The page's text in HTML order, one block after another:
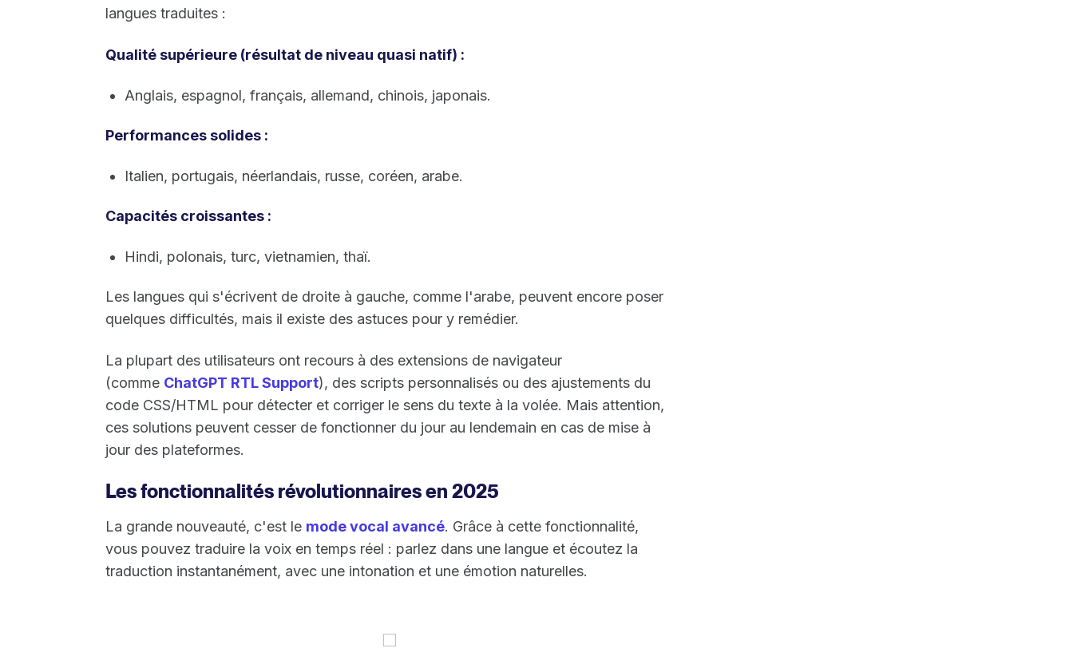
langues traduites :
Qualité supérieure (résultat de niveau quasi natif) :
Anglais, espagnol, français, allemand, chinois, japonais.
Performances solides :
Italien, portugais, néerlandais, russe, coréen, arabe.
Capacités croissantes :
Hindi, polonais, turc, vietnamien, thaï.
Les langues qui s'écrivent de droite à gauche, comme l'arabe, peuvent encore poser
quelques difficultés, mais il existe des astuces pour y remédier.
La plupart des utilisateurs ont recours à des extensions de navigateur
(comme ChatGPT RTL Support), des scripts personnalisés ou des ajustements du
code CSS/HTML pour détecter et corriger le sens du texte à la volée. Mais attention,
ces solutions peuvent cesser de fonctionner du jour au lendemain en cas de mise à
jour des plateformes.
Les fonctionnalités révolutionnaires en 2025
La grande nouveauté, c'est le mode vocal avancé. Grâce à cette fonctionnalité,
vous pouvez traduire la voix en temps réel : parlez dans une langue et écoutez la
traduction instantanément, avec une intonation et une émotion naturelles.